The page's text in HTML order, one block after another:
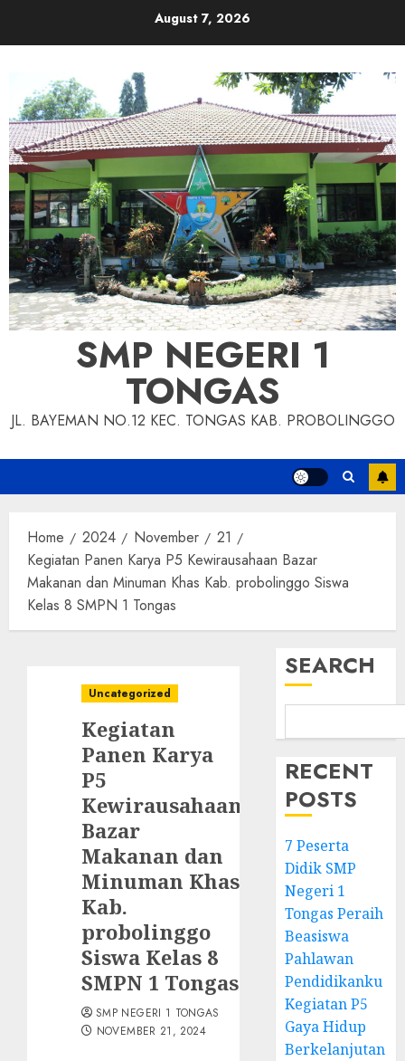
August 7, 2026
SMP NEGERI 1
TONGAS
JL. BAYEMAN NO.12 KEC. TONGAS KAB. PROBOLINGGO
Home 2024 November
21
Kegiatan Panen Karya P5 Kewirausahaan Bazar
Makanan dan Minuman Khas Kab. probolinggo Siswa
Kelas 8 SMPN 1 Tongas
Uncategorized
Kegiatan
Panen Karya
P5
Kewirausahaan
Bazar
Makanan dan
Minuman Khas
Kab.
probolinggo
Siswa Kelas 8
SMPN 1 Tongas
SMP NEGERI 1 TONGAS
NOVEMBER 21, 2024
SEARCH
RECENT
POSTS
7 Peserta
Didik SMP
Negeri 1
Tongas Peraih
Beasiswa
Pahlawan
Pendidikanku
Kegiatan P5
Gaya Hidup
Berkelanjutan